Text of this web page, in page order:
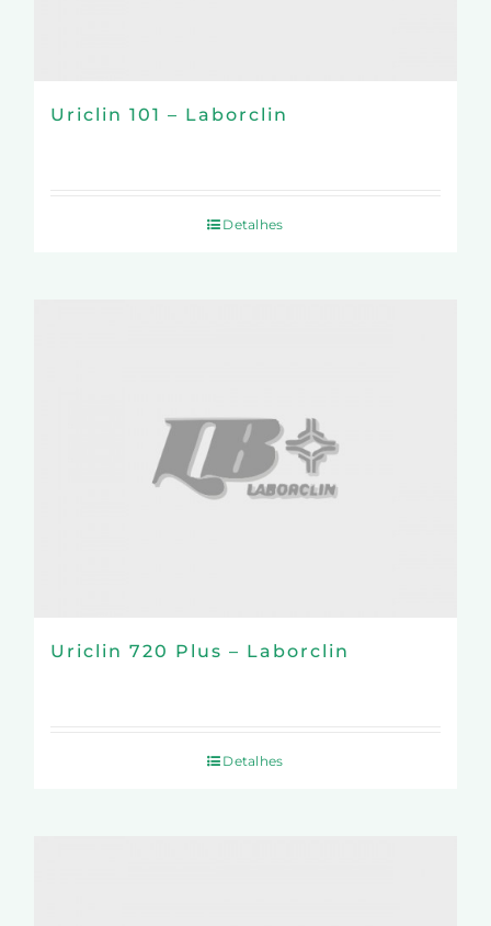
Uriclin 101 – Laborclin
Detalhes
Uriclin 720 Plus – Laborclin
Detalhes